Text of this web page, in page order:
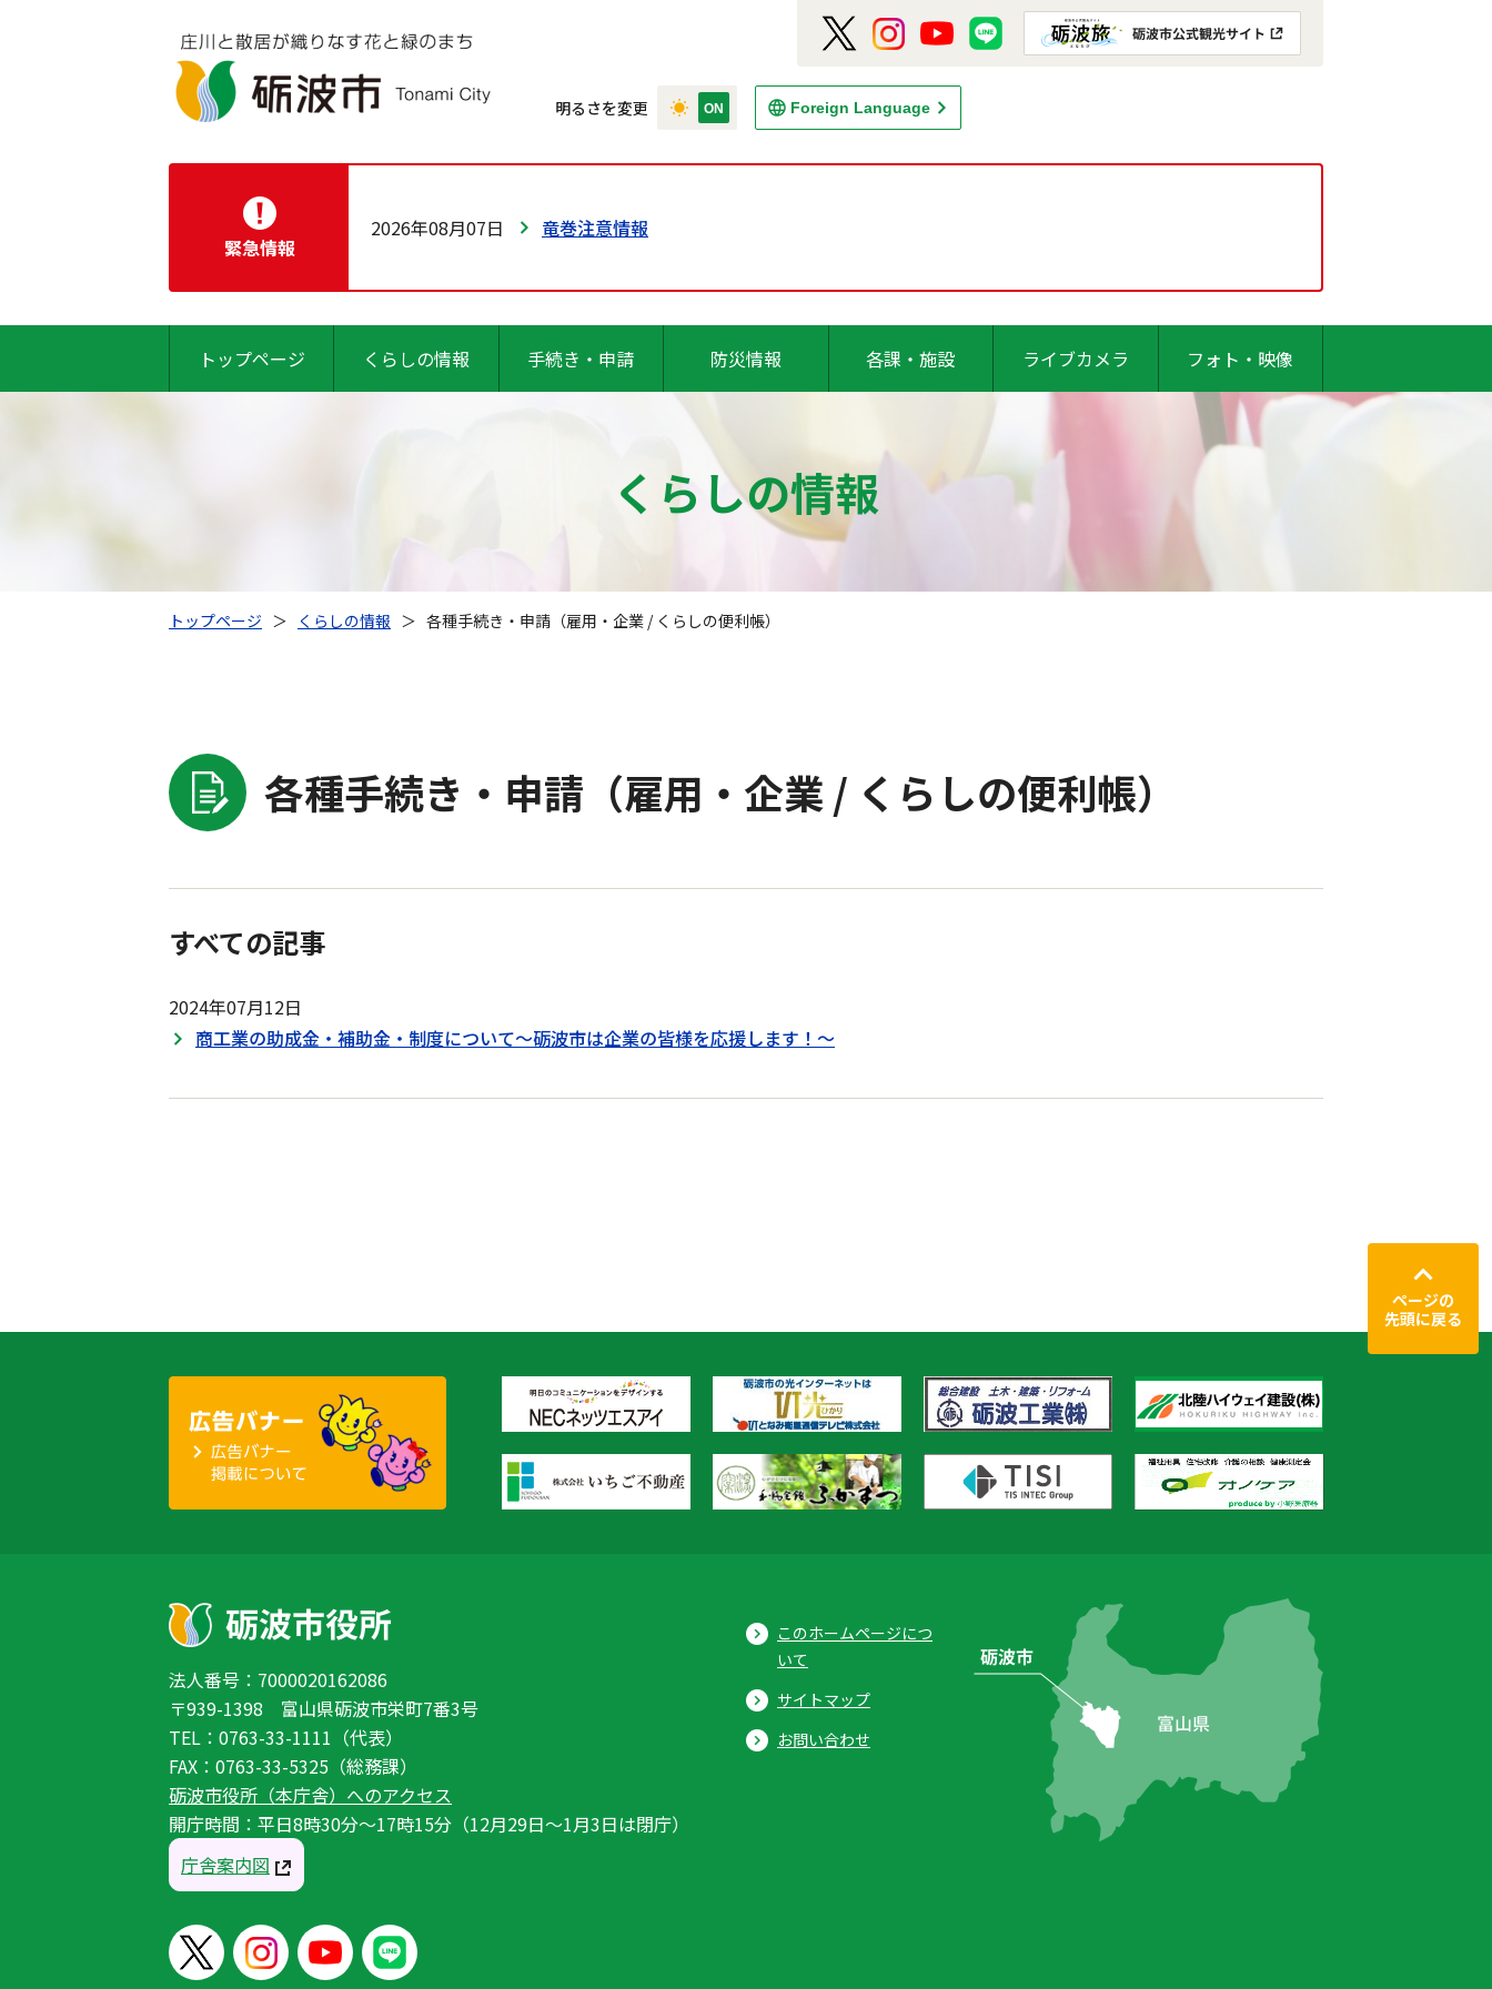
明るさを変更 Foreign Language
緊急情報
2026年08月07日 竜巻注意情報
トップページ くらしの情報 手続き・申請 防災情報 各課・施設 ライブカメラ フォト・映像
くらしの情報
トップページ ＞ くらしの情報 ＞ 各種手続き・申請（雇用・企業 / くらしの便利帳）
各種手続き・申請（雇用・企業 / くらしの便利帳）
すべての記事
2024年07月12日
商工業の助成金・補助金・制度について～砺波市は企業の皆様を応援します！～
ページの
先頭に戻る
法人番号：7000020162086
〒939-1398 富山県砺波市栄町7番3号
TEL：0763-33-1111（代表）
FAX：0763-33-5325（総務課）
砺波市役所（本庁舎）へのアクセス
開庁時間：平日8時30分〜17時15分（12月29日〜1月3日は閉庁）
庁舎案内図
このホームページにつ
いて
サイトマップ
お問い合わせ